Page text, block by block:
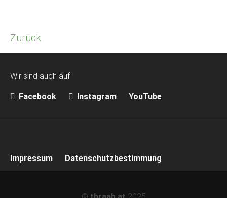
Zurück
Wir sind auch auf
Facebook Instagram YouTube
Impressum Datenschutzbestimmung